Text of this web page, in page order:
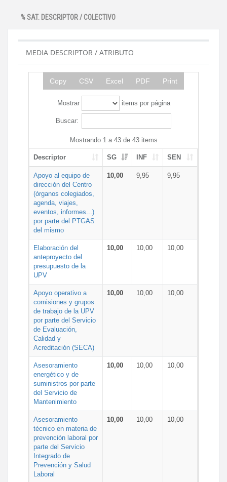
% SAT. DESCRIPTOR / COLECTIVO
MEDIA DESCRIPTOR / ATRIBUTO
Copy CSV Excel PDF Print
Mostrar items por página
Buscar:
Mostrando 1 a 43 de 43 items
Descriptor SG INF SEN
Apoyo al equipo de
dirección del Centro
(órganos colegiados,
agenda, viajes,
eventos, informes...)
por parte del PTGAS
del mismo
10,00 9,95 9,95
Elaboración del
anteproyecto del
presupuesto de la
UPV
10,00 10,00 10,00
Apoyo operativo a
comisiones y grupos
de trabajo de la UPV
por parte del Servicio
de Evaluación,
Calidad y
Acreditación (SECA)
10,00 10,00 10,00
Asesoramiento
energético y de
suministros por parte
del Servicio de
Mantenimiento
10,00 10,00 10,00
Asesoramiento
técnico en materia de
prevención laboral por
parte del Servicio
Integrado de
Prevención y Salud
Laboral
10,00 10,00 10,00